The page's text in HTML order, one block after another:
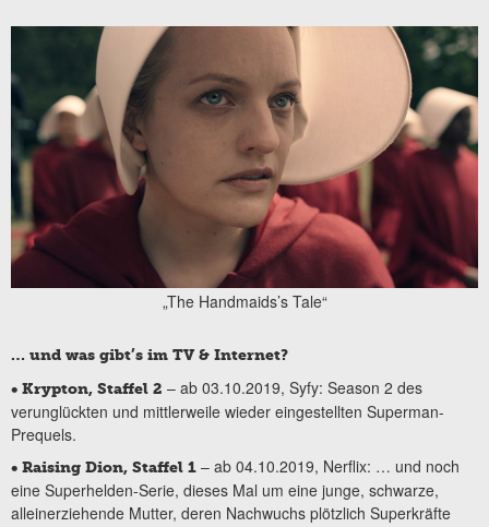
„The Handmaids’s Tale“
… und was gibt’s im TV & Internet?
• Krypton, Staffel 2 – ab 03.10.2019, Syfy: Season 2 des
verunglückten und mittlerweile wieder eingestellten Superman-
Prequels.
• Raising Dion, Staffel 1 – ab 04.10.2019, Nerflix: … und noch
eine Superhelden-Serie, dieses Mal um eine junge, schwarze,
alleinerziehende Mutter, deren Nachwuchs plötzlich Superkräfte